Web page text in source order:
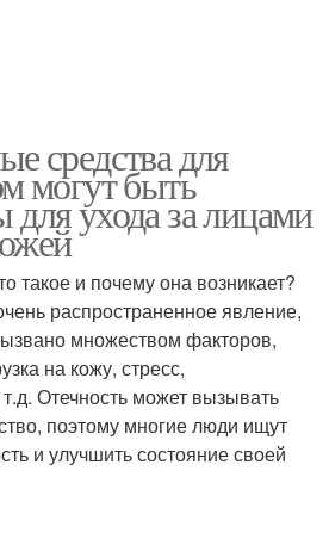
средства для
могут быть
для ухода за лицами
такое и почему она возникает?
распространенное явление,
множеством факторов,
на кожу, стресс,
Отечность может вызывать
поэтому многие люди ищут
и улучшить состояние своей